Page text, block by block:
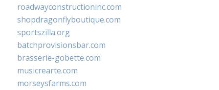
roadwayconstructioninc.com
shopdragonflyboutique.com
sportszilla.org
batchprovisionsbar.com
brasserie-gobette.com
musicrearte.com
morseysfarms.com